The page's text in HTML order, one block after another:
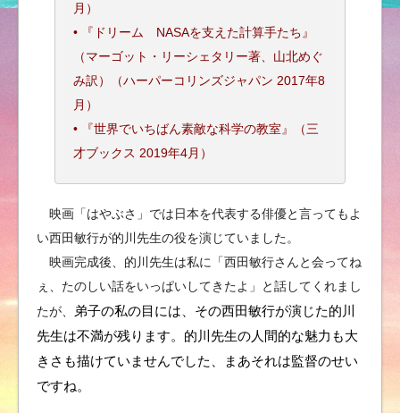
月）
• 『ドリーム NASAを支えた計算手たち』
（マーゴット・リーシェタリー著、山北めぐ
み訳）（ハーパーコリンズジャパン 2017年8
月）
• 『世界でいちばん素敵な科学の教室』（三
才ブックス 2019年4月）
映画「はやぶさ」では日本を代表する俳優と言ってもよ
い西田敏行が的川先生の役を演じていました。
映画完成後、的川先生は私に「西田敏行さんと会ってね
ぇ、たのしい話をいっぱいしてきたよ」と話してくれまし
たが、
弟子の私の目には、その西田敏行が演じた的川
先生は不満が残ります。的川先生の人間的な魅力も大
きさも描けていませんでした、まあそれは監督のせい
ですね。